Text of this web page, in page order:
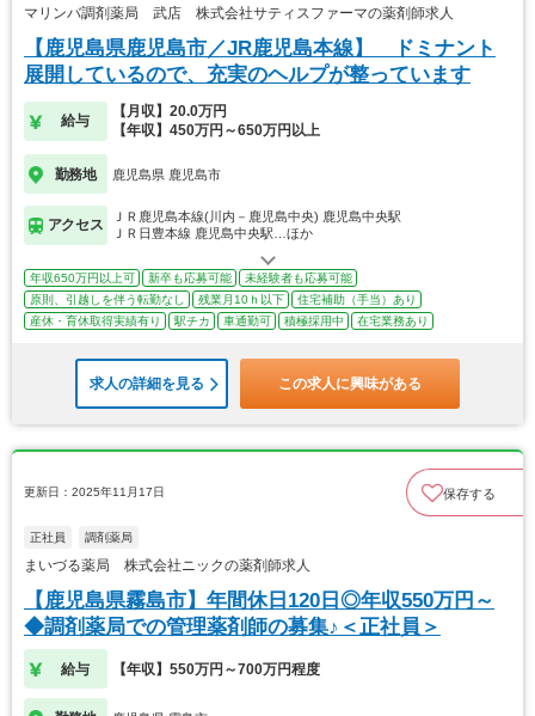
マリンバ調剤薬局 武店 株式会社サティスファーマの薬剤師求人
【鹿児島県鹿児島市／JR鹿児島本線】 ドミナント
展開しているので、充実のヘルプが整っています
給与
【月収】20.0万円
【年収】450万円～650万円以上
勤務地 鹿児島県 鹿児島市
アクセス
ＪＲ鹿児島本線(川内－鹿児島中央) 鹿児島中央駅
ＪＲ日豊本線 鹿児島中央駅…ほか
年収650万円以上可 新卒も応募可能
未経験者も応募可能
原則、引越しを伴う転勤なし
残業月10ｈ以下
住宅補助（手当）あり
産休・育休取得実績有り
駅チカ 車通勤可 積極採用中 在宅業務あり
求人の詳細を見る この求人に興味がある
更新日：2025年11月17日 保存する
正社員 調剤薬局
まいづる薬局 株式会社ニックの薬剤師求人
【鹿児島県霧島市】年間休日120日◎年収550万円～
◆調剤薬局での管理薬剤師の募集♪＜正社員＞
給与 【年収】550万円～700万円程度